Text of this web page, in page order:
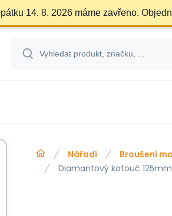
14. 8. 2026 máme zavřeno.
Nářadí Broušení
Diamantový kotouč 125mm